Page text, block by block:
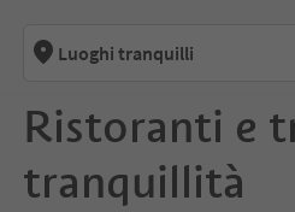
Luoghi tranquilli
Ristoranti e
tranquillità